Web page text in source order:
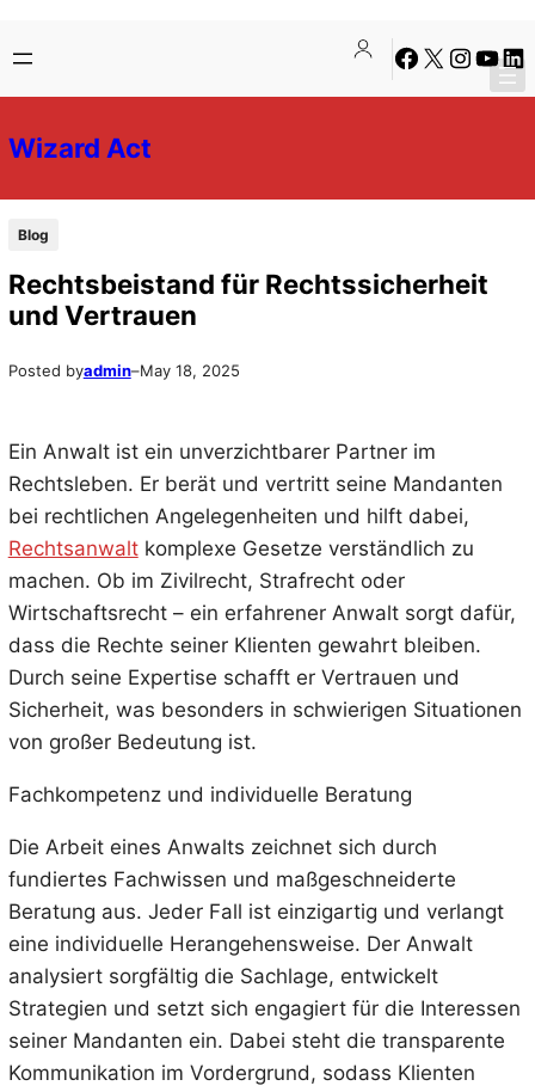
to
content
to
content
Facebook
X Instagram
Wizard Act
Blog
Rechtsbeistand für Rechtssicherheit
und Vertrauen
Posted byadmin–May 18, 2025
Ein Anwalt ist ein unverzichtbarer Partner im
Rechtsleben. Er berät und vertritt seine Mandanten
bei rechtlichen Angelegenheiten und hilft dabei,
Rechtsanwaltkomplexe Gesetze verständlich zu
machen. Ob im Zivilrecht, Strafrecht oder
Wirtschaftsrecht – ein erfahrener Anwalt sorgt dafür,
dass die Rechte seiner Klienten gewahrt bleiben.
Durch seine Expertise schafft er Vertrauen und
Sicherheit, was besonders in schwierigen Situationen
von großer Bedeutung ist.
Fachkompetenz und individuelle Beratung
Die Arbeit eines Anwalts zeichnet sich durch
fundiertes Fachwissen und maßgeschneiderte
Beratung aus. Jeder Fall ist einzigartig und verlangt
eine individuelle Herangehensweise. Der Anwalt
analysiert sorgfältig die Sachlage, entwickelt
Strategien und setzt sich engagiert für die Interessen
seiner Mandanten ein. Dabei steht die transparente
Kommunikation im Vordergrund, sodass Klienten